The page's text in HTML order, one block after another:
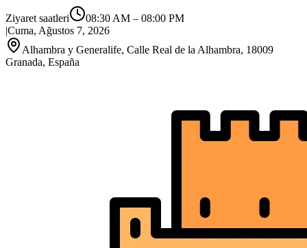
Ziyaret saatleri 08:30 AM – 08:00 PM
|Cuma, Ağustos 7, 2026
Alhambra y Generalife, Calle Real de la Alhambra, 18009
Granada, España